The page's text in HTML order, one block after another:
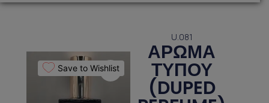
U.081
ΑΡΩΜΑ
ΤΥΠΟΥ
(DUPED
Save to Wishlist